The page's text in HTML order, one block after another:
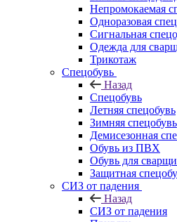
Непромокаемая
Одноразовая
Сигнальная
Одежда для
Трикотаж
Спецобувь
Назад
Спецобувь
Летняя спецобувь
Зимняя спецобувь
Демисезонная
Обувь из ПВХ
Обувь для
Защитная
СИЗ от падения
Назад
СИЗ от падения